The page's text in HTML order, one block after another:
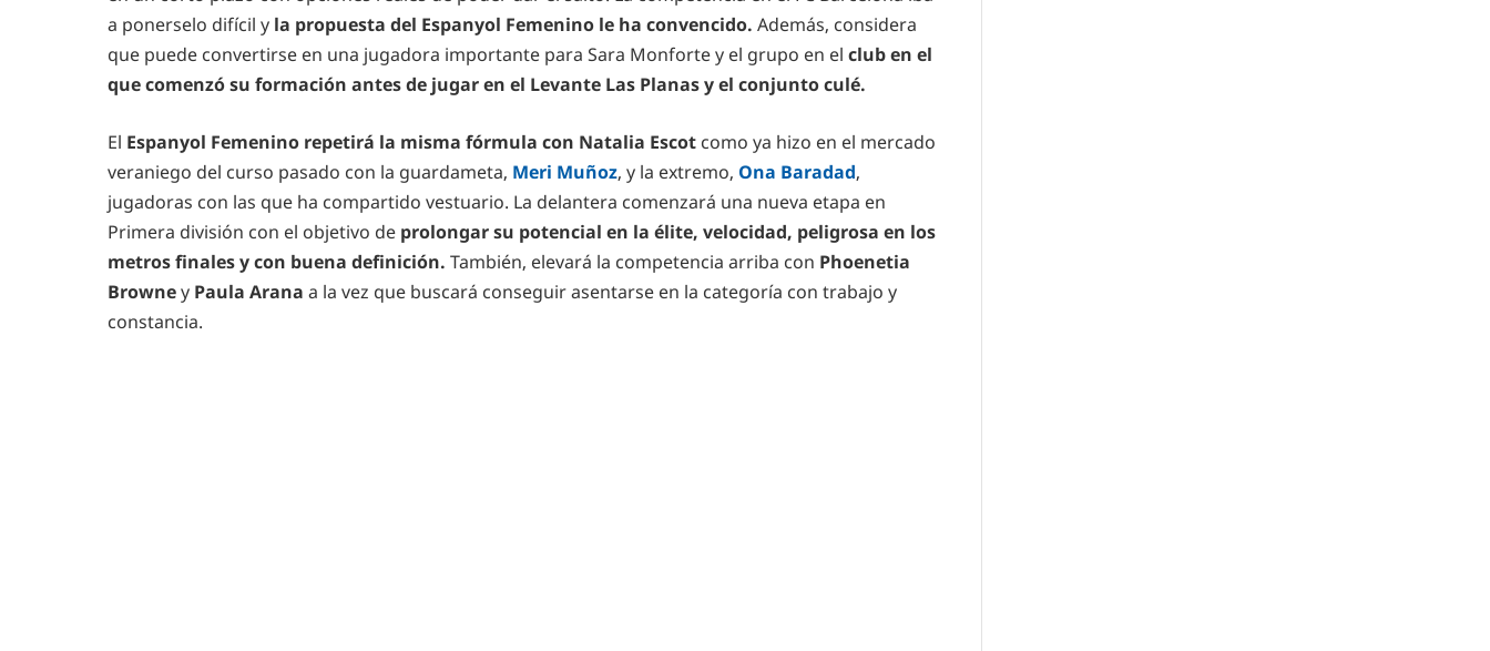
a ponerselo difícil y la propuesta del Espanyol Femenino le ha convencido. Además, considera
que puede convertirse en una jugadora importante para Sara Monforte y el grupo en el club en el
que comenzó su formación antes de jugar en el Levante Las Planas y el conjunto culé.
El Espanyol Femenino repetirá la misma fórmula con Natalia Escot como ya hizo en el mercado
veraniego del curso pasado con la guardameta, Meri Muñoz, y la extremo, Ona Baradad,
jugadoras con las que ha compartido vestuario. La delantera comenzará una nueva etapa en
Primera división con el objetivo de prolongar su potencial en la élite, velocidad, peligrosa en los
metros finales y con buena definición. También, elevará la competencia arriba con Phoenetia
Browney Paula Arana a la vez que buscará conseguir asentarse en la categoría con trabajo y
constancia.